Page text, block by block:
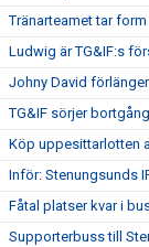
Tränarteamet tar form
Ludwig är TG&IF:s
Johny David
TG&IF sörjer
Köp uppesittarlotten
Inför: Stenungsunds
Fåtal platser kvar i
Supporterbuss till